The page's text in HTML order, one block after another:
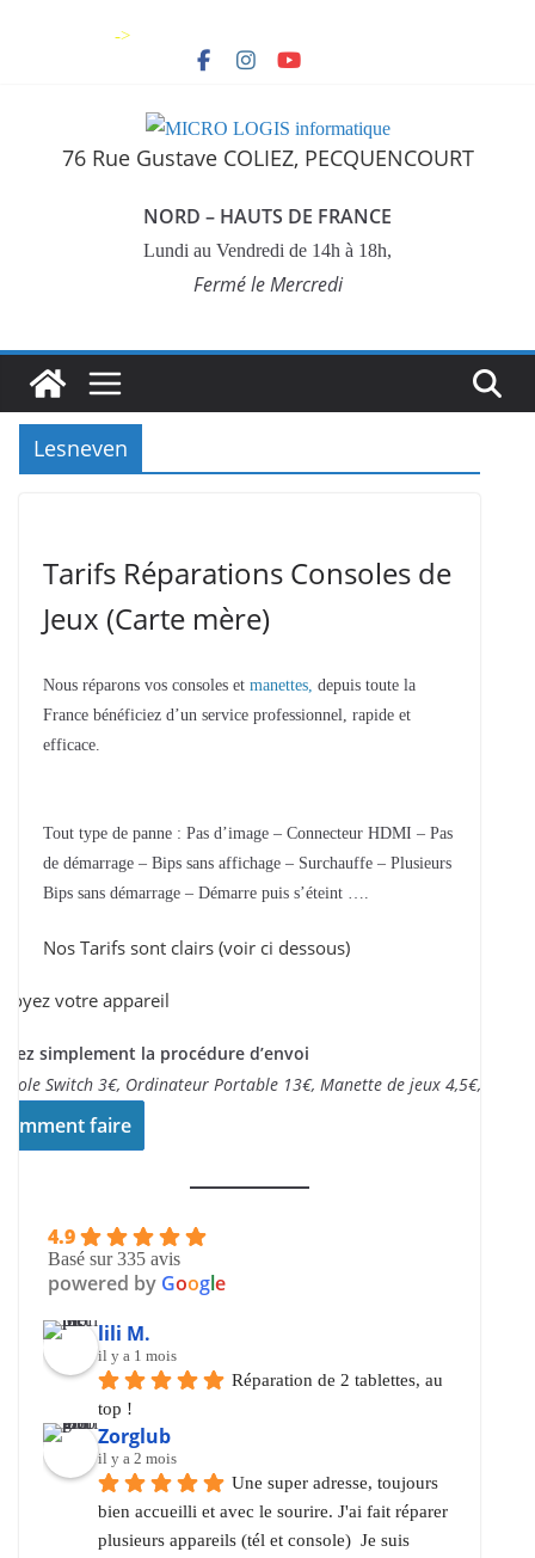
->
76 Rue Gustave COLIEZ, PECQUENCOURT
NORD – HAUTS DE FRANCE
Lundi au Vendredi de 14h à 18h,
Fermé le Mercredi
Lesneven
Tarifs Réparations Consoles de
Jeux (Carte mère)
Nous réparons vos consoles et manettes, depuis toute la
France bénéficiez d’un service professionnel, rapide et
efficace.
Tout type de panne : Pas d’image – Connecteur HDMI – Pas
de démarrage – Bips sans affichage – Surchauffe – Plusieurs
Bips sans démarrage – Démarre puis s’éteint ….
Nos Tarifs sont clairs (voir ci dessous)
votre appareil
simplement la procédure d’envoi
Switch 3€, Ordinateur Portable 13€, Manette de jeux 4,5€,..
faire
4.9
Basé sur 335 avis
powered by Google
lili M.
il y a 1 mois
Réparation de 2 tablettes, au
top !
Zorglub
il y a 2 mois
Une super adresse, toujours
bien accueilli et avec le sourire. J'ai fait réparer
plusieurs appareils (tél et console)  Je suis